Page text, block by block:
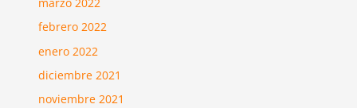
febrero 2022
enero 2022
diciembre 2021
noviembre 2021